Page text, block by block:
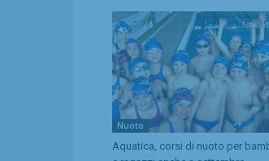
Nuoto
Aquatica, corsi di nuoto per